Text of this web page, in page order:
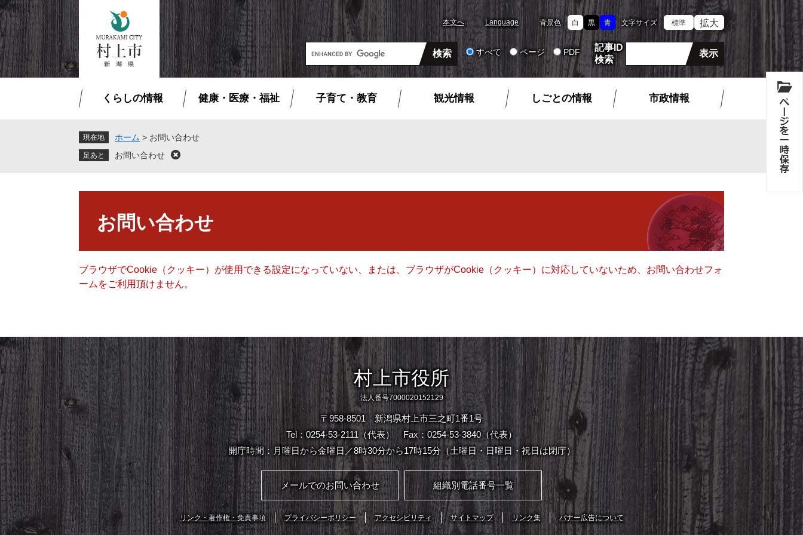
ペ
ー
ジ
の
先
頭
メ
ニ
ュ
ー
を
飛
本文へ Language 背景色 白 黒 青 文字サイズ 標準 拡大
G
o
o
検
すべて ページ PDF
記事ID
検索
くらしの情報 健康・医療・福祉 子育て・教育 観光情報 しごとの情報 市政情報
現在地 ホーム > お問い合わせ
お問い合わせ
閉
お問い合わせ
ブラウザでCookie（クッキー）が使用できる設定になっていない、または、ブラウザがCookie（クッキー）に対応していないため、お問い合わせフォ
ームをご利用頂けません。
村上市役所
法人番号7000020152129
〒958-8501 新潟県村上市三之町1番1号
Tel：0254-53-2111（代表）
Fax：0254-53-3840（代表）
開庁時間：月曜日から金曜日／8時30分から17時15分（土曜日・日曜日・祝日は閉庁）
メールでのお問い合わせ 組織別電話番号一覧
リンク・著作権・免責事項 プライバシーポリシー アクセシビリティ サイトマップ リンク集 バナー広告について